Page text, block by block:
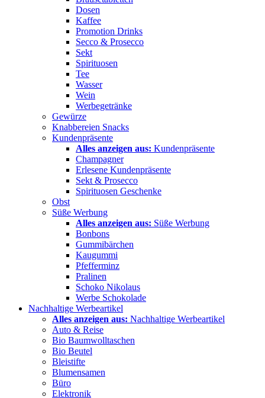
Dosen
Kaffee
Promotion Drinks
Secco & Prosecco
Sekt
Spirituosen
Tee
Wasser
Wein
Werbegetränke
Gewürze
Knabbereien Snacks
Kundenpräsente
Alles anzeigen aus: Kundenpräsente
Champagner
Erlesene Kundenpräsente
Sekt & Prosecco
Spirituosen Geschenke
Obst
Süße Werbung
Alles anzeigen aus: Süße Werbung
Bonbons
Gummibärchen
Kaugummi
Pfefferminz
Pralinen
Schoko Nikolaus
Werbe Schokolade
Nachhaltige Werbeartikel
Alles anzeigen aus: Nachhaltige Werbeartikel
Auto & Reise
Bio Baumwolltaschen
Bio Beutel
Bleistifte
Blumensamen
Büro
Elektronik